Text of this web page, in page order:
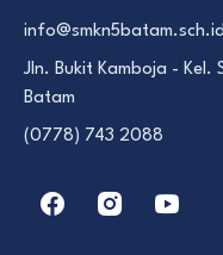
info@smkn5batam.sch.id
Jln. Bukit Kamboja - Kel.
Batam
(0778) 743 2088